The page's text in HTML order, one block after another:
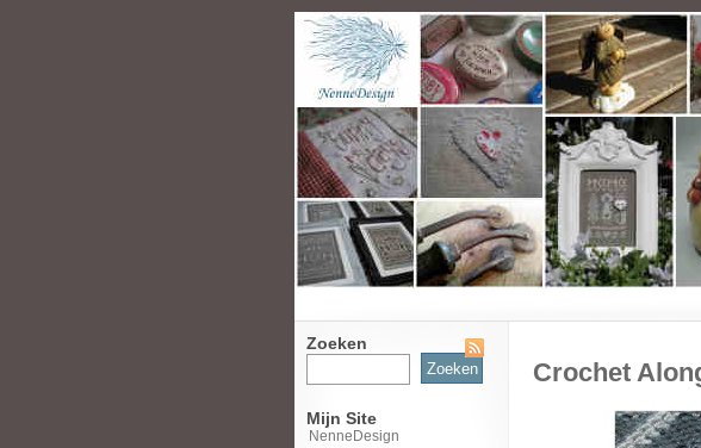
Zoeken
Zoeken
naar:
Mijn Site
NenneDesign
Crochet